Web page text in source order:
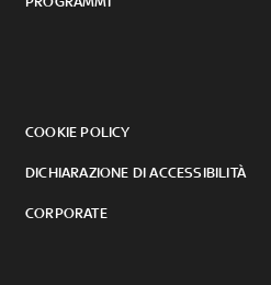
COOKIE POLICY
DICHIARAZIONE DI ACCESSIBILITÀ
CORPORATE